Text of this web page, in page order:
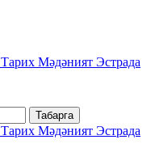
Тарих Мәдәният Эстрада
Табарга
Тарих Мәдәният Эстрада